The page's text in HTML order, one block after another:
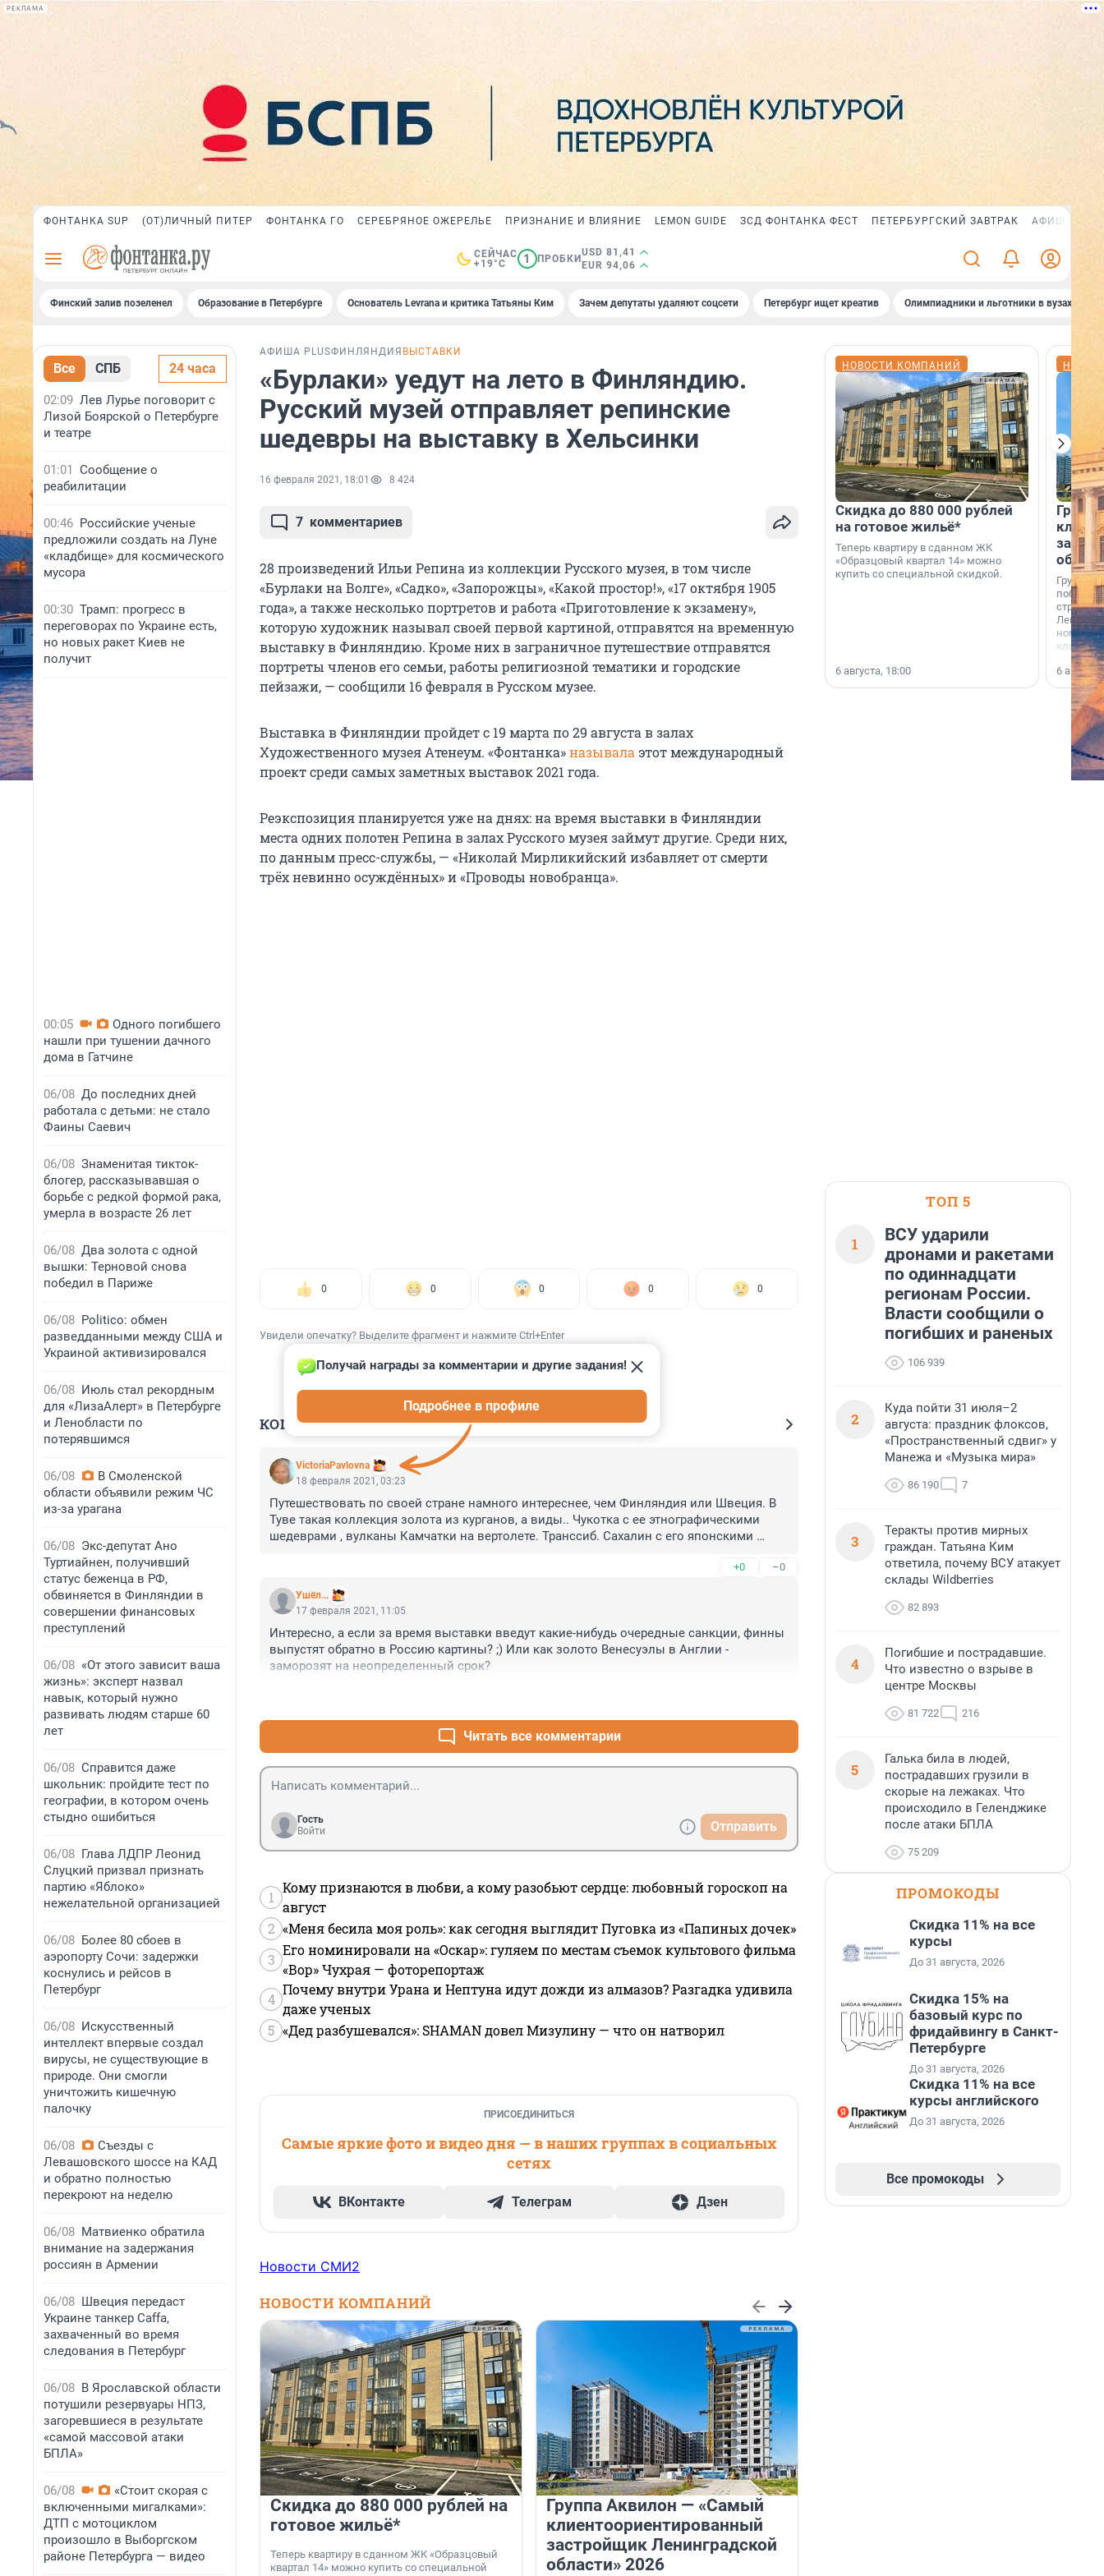
РЕКЛАМА
ФОНТАНКА SUP (ОТ)ЛИЧНЫЙ ПИТЕР ФОНТАНКА ГО СЕРЕБРЯНОЕ ОЖЕРЕЛЬЕ ПРИЗНАНИЕ И ВЛИЯНИЕ LEMON GUIDE ЗСД ФОНТАНКА ФЕСТ ПЕТЕРБУРГСКИЙ ЗАВТРАК АФИША PLUS
СЕЙЧАС
+19°C
1 ПРОБКИ
USD 81,41
EUR 94,06
Финский залив позеленел Образование в Петербурге Основатель Levrana и критика Татьяны Ким Зачем депутаты удаляют соцсети Петербург ищет креатив Олимпиадники и льготники в вузах СПб
Все СПБ 24 часа
02:09 Лев Лурье поговорит с
Лизой Боярской о Петербурге
и театре
01:01 Сообщение о
реабилитации
00:46 Российские ученые
предложили создать на Луне
«кладбище» для космического
мусора
00:30 Трамп: прогресс в
переговорах по Украине есть,
но новых ракет Киев не
получит
00:05
Одного погибшего
нашли при тушении дачного
дома в Гатчине
06/08 До последних дней
работала с детьми: не стало
Фаины Саевич
06/08 Знаменитая тикток-
блогер, рассказывавшая о
борьбе с редкой формой рака,
умерла в возрасте 26 лет
06/08 Два золота с одной
вышки: Терновой снова
победил в Париже
06/08 Politico: обмен
разведданными между США и
Украиной активизировался
06/08 Июль стал рекордным
для «ЛизаАлерт» в Петербурге
и Ленобласти по
потерявшимся
06/08
В Смоленской
области объявили режим ЧС
из-за урагана
06/08 Экс-депутат Ано
Туртиайнен, получивший
статус беженца в РФ,
обвиняется в Финляндии в
совершении финансовых
преступлений
06/08 «От этого зависит ваша
жизнь»: эксперт назвал
навык, который нужно
развивать людям старше 60
лет
06/08 Справится даже
школьник: пройдите тест по
географии, в котором очень
стыдно ошибиться
06/08 Глава ЛДПР Леонид
Слуцкий призвал признать
партию «Яблоко»
нежелательной организацией
06/08 Более 80 сбоев в
аэропорту Сочи: задержки
коснулись и рейсов в
Петербург
06/08 Искусственный
интеллект впервые создал
вирусы, не существующие в
природе. Они смогли
уничтожить кишечную
палочку
06/08
Съезды с
Левашовского шоссе на КАД
и обратно полностью
перекроют на неделю
06/08 Матвиенко обратила
внимание на задержания
россиян в Армении
06/08 Швеция передаст
Украине танкер Caffa,
захваченный во время
следования в Петербург
06/08 В Ярославской области
потушили резервуары НПЗ,
загоревшиеся в результате
«самой массовой атаки
БПЛА»
06/08
«Стоит скорая с
включенными мигалками»:
ДТП с мотоциклом
произошло в Выборгском
районе Петербурга — видео
АФИША PLUSФИНЛЯНДИЯ ВЫСТАВКИ
«Бурлаки» уедут на лето в Финляндию.
Русский музей отправляет репинские
шедевры на выставку в Хельсинки
16 февраля 2021, 18:01 8 424
7 комментариев
28 произведений Ильи Репина из коллекции Русского музея, в том числе
«Бурлаки на Волге», «Садко», «Запорожцы», «Какой простор!», «17 октября 1905
года», а также несколько портретов и работа «Приготовление к экзамену»,
которую художник называл своей первой картиной, отправятся на временную
выставку в Финляндию. Кроме них в заграничное путешествие отправятся
портреты членов его семьи, работы религиозной тематики и городские
пейзажи, — сообщили 16 февраля в Русском музее.
Выставка в Финляндии пройдет с 19 марта по 29 августа в залах
Художественного музея Атенеум. «Фонтанка»называла этот международный
проект среди самых заметных выставок 2021 года.
Реэкспозиция планируется уже на днях: на время выставки в Финляндии
места одних полотен Репина в залах Русского музея займут другие. Среди них,
по данным пресс-службы, — «Николай Мирликийский избавляет от смерти
трёх невинно осуждённых» и «Проводы новобранца».
0 0 0 0 0
Увидели опечатку? Выделите фрагмент и нажмите Ctrl+Enter
КОММЕНТАРИИ 7
VictoriaPavlovna
Получай награды за комментарии и другие задания!
Подробнее в профиле
18 февраля 2021, 03:23
Путешествовать по своей стране намного интереснее, чем Финляндия или Швеция. В
Туве такая коллекция золота из курганов, а виды.. Чукотка с ее этнографическими
шедеврами , вулканы Камчатки на вертолете. Транссиб. Сахалин с его японскими
нас абсолютно безопасно, крсиво, интересно и культурно. Отели приличные везде
есть. Хоть и немного.
.
+0 –0
Ушёл...
17 февраля 2021, 11:05
Интересно, а если за время выставки введут какие-нибудь очередные санкции, финны
выпустят обратно в Россию картины? ;) Или как золото Венесуэлы в Англии -
заморозят на неопределенный срок?
Читать все комментарии
Гость
Войти
Отправить
1
Кому признаются в любви, а кому разобьют сердце: любовный гороскоп на
август
2 «Меня бесила моя роль»: как сегодня выглядит Пуговка из «Папиных дочек»
3
Его номинировали на «Оскар»: гуляем по местам съемок культового фильма
«Вор» Чухрая — фоторепортаж
4
Почему внутри Урана и Нептуна идут дожди из алмазов? Разгадка удивила
даже ученых
5 «Дед разбушевался»: SHAMAN довел Мизулину — что он натворил
ПРИСОЕДИНИТЬСЯ
Самые яркие фото и видео дня — в наших группах в социальных
сетях
ВКонтакте Телеграм Дзен
Новости СМИ2
НОВОСТИ КОМПАНИЙ
Скидка до 880 000 рублей на
готовое жильё*
Теперь квартиру в сданном ЖК «Образцовый
квартал 14» можно купить со специальной
Группа Аквилон — «Самый
клиентоориентированный
застройщик Ленинградской
области» 2026
НОВОСТИ КОМПАНИЙ
Скидка до 880 000 рублей
на готовое жильё*
Теперь квартиру в сданном ЖК
«Образцовый квартал 14» можно
купить со специальной скидкой.
6 августа, 18:00
Группа
области».
6
ТОП 5
1
ВСУ ударили
дронами и ракетами
по одиннадцати
регионам России.
Власти сообщили о
погибших и раненых
106 939
2
Куда пойти 31 июля–2
августа: праздник флоксов,
«Пространственный сдвиг» у
Манежа и «Музыка мира»
86 190 7
3
Теракты против мирных
граждан. Татьяна Ким
ответила, почему ВСУ атакует
склады Wildberries
82 893
4
Погибшие и пострадавшие.
Что известно о взрыве в
центре Москвы
81 722 216
5
Галька била в людей,
пострадавших грузили в
скорые на лежаках. Что
происходило в Геленджике
после атаки БПЛА
75 209
ПРОМОКОДЫ
Скидка 11% на все
курсы
До 31 августа, 2026
Скидка 15% на
базовый курс по
фридайвингу в Санкт-
Петербурге
До 31 августа, 2026
Скидка 11% на все
курсы английского
До 31 августа, 2026
Все промокоды